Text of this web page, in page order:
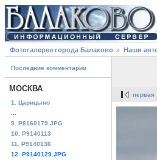
Фотогалерея города Балаково Наши
Последние комментарии
МОСКВА
1. Царицыно
9. P8160179.JPG
10. P9140113
11. P9140136
12. P9140129.JPG
первая